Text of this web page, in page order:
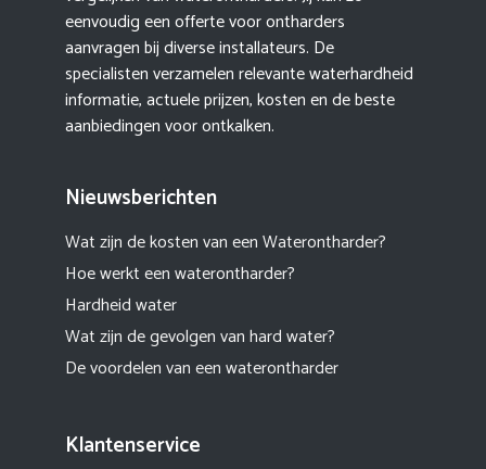
eenvoudig een offerte voor ontharders
aanvragen bij diverse installateurs. De
specialisten verzamelen relevante waterhardheid
informatie, actuele prijzen, kosten en de beste
aanbiedingen voor ontkalken.
Nieuwsberichten
Wat zijn de kosten van een Waterontharder?
Hoe werkt een waterontharder?
Hardheid water
Wat zijn de gevolgen van hard water?
De voordelen van een waterontharder
Klantenservice